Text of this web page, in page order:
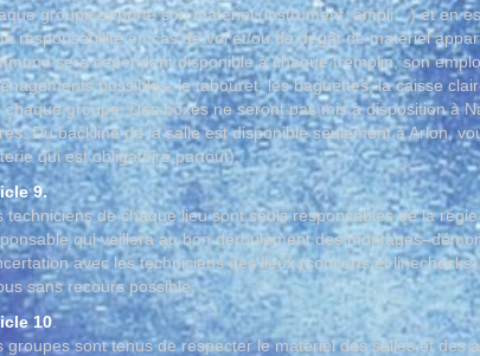
groupe apporte son matériel (instrument, ampli…) et en
responsabilité en cas de vol et/ou de dégât de matériel
sera cependant disponible à chaque tremplin, son
possibles, le tabouret, les baguettes, la caisse
chaque groupe. Des boxes ne seront pas mis à disposition à
Du backline de la salle est disponible seulement à Arlon,
qui est obligatoire partout).
9.
techniciens de chaque lieu sont seuls responsables de la
qui veillera au bon déroulement des
avec les techniciens des lieux (concerts et
sans recours possible.
10.
groupes sont tenus de respecter le matériel des salles et des